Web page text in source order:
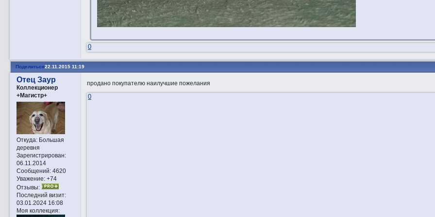
0
Поделиться22.11.2015 11:19
Отец Заур
Коллекционер
+Магистр+
Откуда:Большая
деревня
Зарегистрирован:
06.11.2014
Сообщений:4620
Уважение: +74
Отзывы:
Последний визит:
03.01.2024 16:08
Моя коллекция:
продано покупателю наилучшие пожелания
0